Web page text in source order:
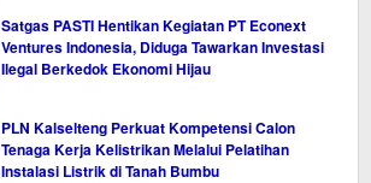
Satgas PASTI Hentikan Kegiatan PT Econext
Ventures Indonesia, Diduga Tawarkan Investasi
Ilegal Berkedok Ekonomi Hijau
PLN Kalselteng Perkuat Kompetensi Calon
Tenaga Kerja Kelistrikan Melalui Pelatihan
Instalasi Listrik di Tanah Bumbu